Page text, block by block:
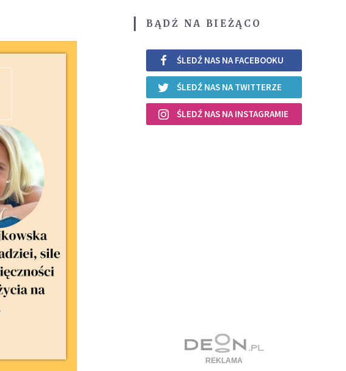
BĄDŹ NA BIEŻĄCO
ŚLEDŹ NAS NA FACEBOOKU
ŚLEDŹ NAS NA TWITTERZE
ŚLEDŹ NAS NA INSTAGRAMIE